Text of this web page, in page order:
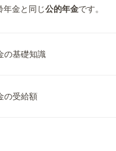
年金と同じ公的年金です。
の基礎知識
の受給額